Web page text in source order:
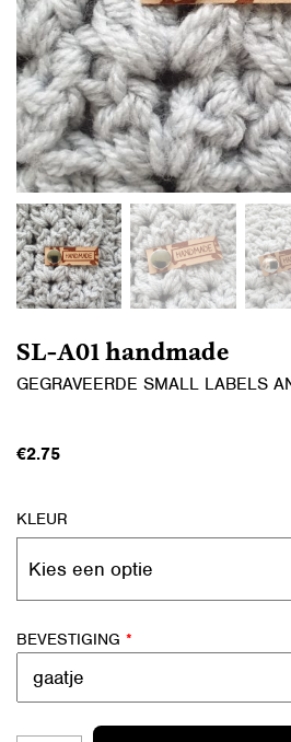
SL-A01 handmade
GEGRAVEERDE SMALL LABELS
€2.75
KLEUR
BEVESTIGING *